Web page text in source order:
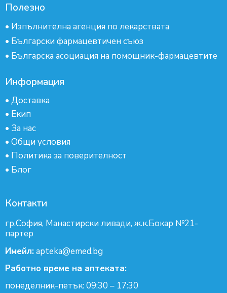
Полезно
• Изпълнителна агенция по лекарствата
• Български фармацевтичен съюз
• Българска асоциация на помощник-фармацевтите
Информация
• Доставка
• Екип
• За нас
• Общи условия
• Политика за поверителност
• Блог
Контакти
гр.София, Манастирски ливади, ж.к.Бокар №21-
партер
Имейл:apteka@emed.bg
Работно време на аптеката:
понеделник-петък: 09:30 – 17:30